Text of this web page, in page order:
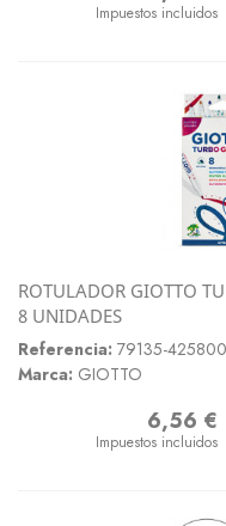
Impuestos incluidos
ROTULADOR GIOTTO
8 UNIDADES
Referencia: 79135-425800
Marca: GIOTTO
6,56 €
Impuestos incluidos